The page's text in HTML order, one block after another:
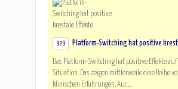
929 Platform-Switching hat positive
Das Platform-Switching hat positive Effekte
Situation. Das zeigen mittlerweile eine Reihe
klinischen Erfahrungen. Auc...